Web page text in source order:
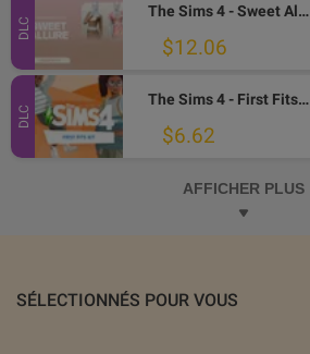
DLC
The Sims 4 - Sweet Allure Kit DLC PC EA App CD Key
$12.06
DLC
The Sims 4 - First Fits Kit DLC EA App CD Key
$6.62
AFFICHER PLUS
SÉLECTIONNÉS POUR VOUS